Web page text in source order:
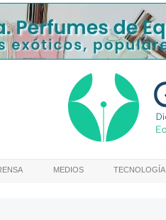
MEDIOS TECNOLOGÍA